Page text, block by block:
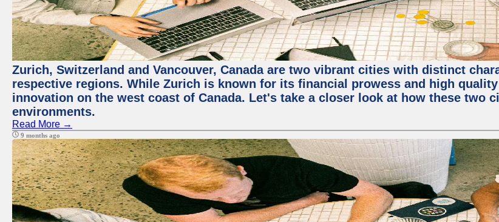
Zurich, Switzerland and Vancouver, Canada are two vibrant cities with distinct
respective regions. While Zurich is known for its financial prowess and high
innovation on the west coast of Canada. Let's take a closer look at how these two
environments.
Read More →
9 months ago